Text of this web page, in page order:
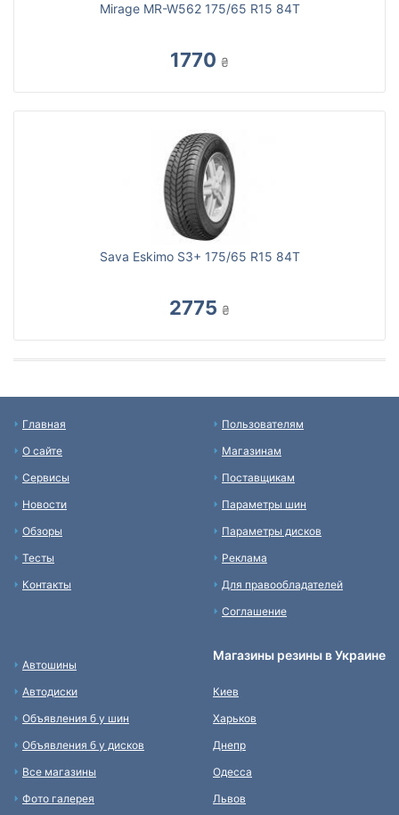
Mirage MR-W562 175/65 R15 84T
1770 ₴
Sava Eskimo S3+ 175/65 R15 84T
2775 ₴
Главная
О сайте
Сервисы
Новости
Обзоры
Тесты
Контакты
Пользователям
Магазинам
Поставщикам
Параметры шин
Параметры дисков
Реклама
Для правообладателей
Соглашение
Автошины
Автодиски
Объявления б у шин
Объявления б у дисков
Все магазины
Фото галерея
Магазины резины в Украине
Киев
Харьков
Днепр
Одесса
Львов